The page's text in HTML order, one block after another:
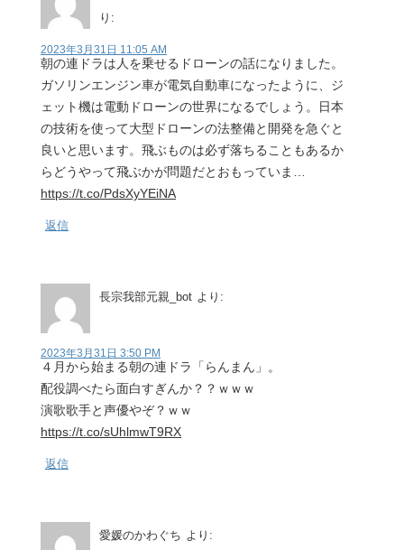
り:
2023年3月31日 11:05 AM
朝の連ドラは人を乗せるドローンの話になりました。
ガソリンエンジン車が電気自動車になったように、ジ
ェット機は電動ドローンの世界になるでしょう。日本
の技術を使って大型ドローンの法整備と開発を急ぐと
良いと思います。飛ぶものは必ず落ちることもあるか
らどうやって飛ぶかが問題だとおもっていま…
https://t.co/PdsXyYEiNA
返信
長宗我部元親_bot より:
2023年3月31日 3:50 PM
４月から始まる朝の連ドラ「らんまん」。
配役調べたら面白すぎんか？？ｗｗｗ
演歌歌手と声優やぞ？ｗｗ
https://t.co/sUhlmwT9RX
返信
愛媛のかわぐち より: